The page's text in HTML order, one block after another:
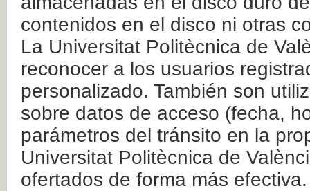
contenidos en el disco ni otras
La Universitat Politècnica de
reconocer a los usuarios
personalizado. También son
sobre datos de acceso (fecha,
parámetros del tránsito en la
Universitat Politècnica de
ofertados de forma más efectiva.